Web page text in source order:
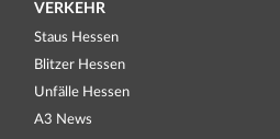
VERKEHR
Staus Hessen
Blitzer Hessen
Unfälle Hessen
A3 News